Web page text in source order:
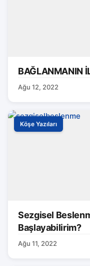
BAĞLANMANIN
Ağu 12, 2022
Köşe Yazıları
Sezgisel
Başlayabilirim?
Ağu 11, 2022